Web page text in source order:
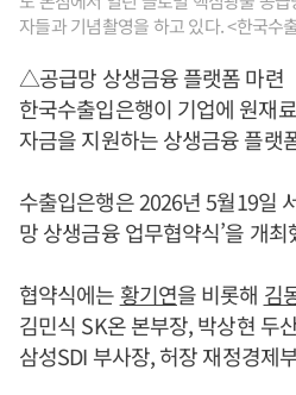
자들과 기념촬영을 하고 있다. <한국수
△공급망 상생금융 플랫폼 마련
한국수출입은행이 기업에 원재
자금을 지원하는 상생금융 플랫
수출입은행은 2026년 5월19일
망 상생금융 업무협약식’을 개최
협약식에는 황기연을 비롯해 김
김민식 SK온 본부장, 박상현 두
삼성SDI 부사장, 허장 재정경제